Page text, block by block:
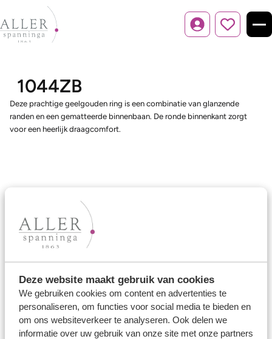
Deze website maakt gebruik van cookies
We gebruiken cookies om content en advertenties te
personaliseren, om functies voor social media te bieden en
om ons websiteverkeer te analyseren. Ook delen we
informatie over uw gebruik van onze site met onze partners
Inloggen
1044ZB
Deze prachtige geelgouden ring is een combinatie van glanzende
randen en een gematteerde binnenbaan. De ronde binnenkant zorgt
voor een heerlijk draagcomfort.
Ons aanbod
Trouwringen
Verlovingsringen
Vriendschapsringen
Over ons